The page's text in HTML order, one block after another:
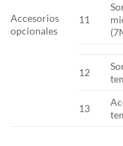
Accesorios
opcionales
11
12
13